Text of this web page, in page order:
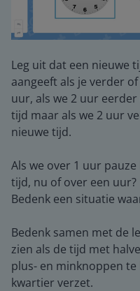
Leg uit dat een nieuwe
aangeeft als je verder
uur, als we 2 uur
tijd maar als we 2 uur
nieuwe tijd.
Als we over 1 uur
tijd, nu of over een uur?
Bedenk een situatie
Bedenk samen met de
zien als de tijd met
plus- en minknoppen
kwartier verzet.